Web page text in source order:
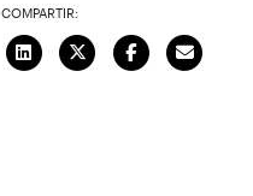
COMPARTIR: